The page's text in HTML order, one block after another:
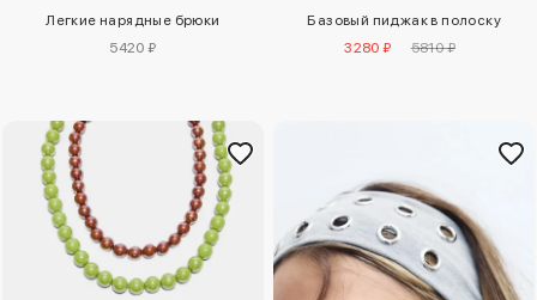
Легкие нарядные брюки
5420 ₽
Базовый пиджак в полоску
3280 ₽
5810 ₽